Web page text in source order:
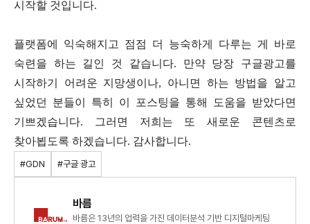
시작할 것입니다.
플랫폼에 익숙해지고 점점 더 능숙하게 다루는 게
바로
숙련을
하는 길인 것 같습니다. 만약 당장
구글광고를
시작하기
어려운 지망생이나, 아니면 하는 방법을
알고
싶었던
분들이 특히 이 포스팅을 통해 도움을 받았다면
기쁘겠습니다. 그러면 저희는 또 새로운
콘텐츠로
찾아뵙도록 하겠습니다. 감사합니다.
#GDN #구글 광고
바름
바름은 13년의 업력을 가진 데이터분석 기반 디지털마케팅